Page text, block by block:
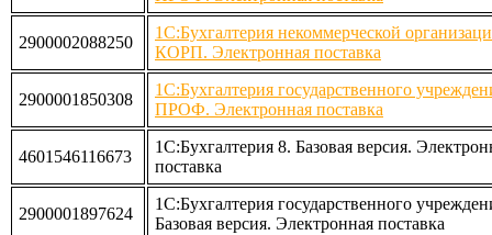
2900002088250
1С:Бухгалтерия некоммерческой
КОРП. Электронная поставка
2900001850308
1С:Бухгалтерия государственного
ПРОФ. Электронная поставка
4601546116673
1С:Бухгалтерия 8. Базовая версия.
поставка
2900001897624
1С:Бухгалтерия государственного
Базовая версия. Электронная поставка